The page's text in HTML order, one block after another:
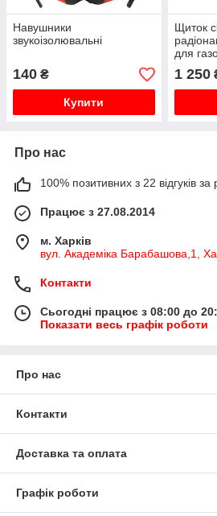
Навушники
звукоізолювальні
140 ₴
Купити
Щиток
для
1 250
Про нас
100% позитивних з 22 відгуків за
Працює з 27.08.2014
м. Харків
вул. Академіка Барабашова,1,
Контакти
Сьогодні працює з 08:00 до
Показати весь графік роботи
Про нас
Контакти
Доставка та оплата
Графік роботи